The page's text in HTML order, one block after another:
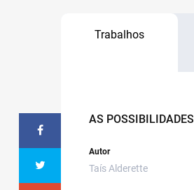
Trabalhos
AS
Autor
Taís Alderette